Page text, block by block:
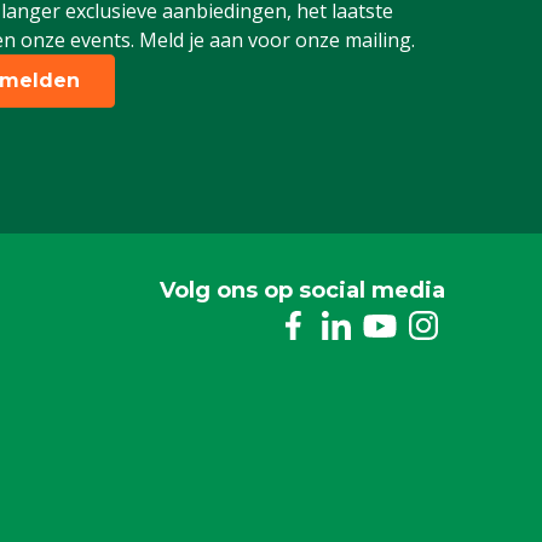
exclusieve aanbiedingen, het laatste
onze events. Meld je aan voor onze mailing.
Volg ons op social media